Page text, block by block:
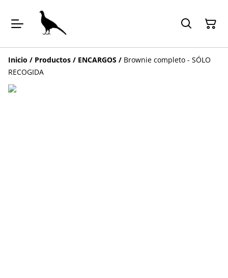
Inicio / Productos / ENCARGOS / Brownie completo - SÓLO
RECOGIDA